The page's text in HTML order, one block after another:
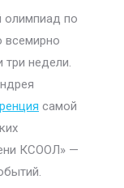
олимпиад по
всемирно
три недели.
самой
КСООЛ» —